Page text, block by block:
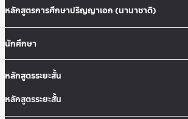
หลักสูตรการศึกษาปริญญาเอก (นานาชาติ)
นักศึกษา
หลักสูตรระยะสั้น
หลักสูตรระยะสั้น